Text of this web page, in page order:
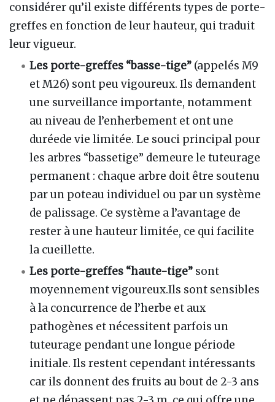
considérer qu’il existe différents types de porte-
greffes en fonction de leur hauteur, qui traduit
leur vigueur.
Les porte-greffes “basse-tige” (appelés M9
et M26) sont peu vigoureux. Ils demandent
une surveillance importante, notamment
au niveau de l’enherbement et ont une
duréede vie limitée. Le souci principal pour
les arbres “bassetige” demeure le tuteurage
permanent : chaque arbre doit être soutenu
par un poteau individuel ou par un système
de palissage. Ce système a l’avantage de
rester à une hauteur limitée, ce qui facilite
la cueillette.
Les porte-greffes “haute-tige” sont
moyennement vigoureux.Ils sont sensibles
à la concurrence de l’herbe et aux
pathogènes et nécessitent parfois un
tuteurage pendant une longue période
initiale. Ils restent cependant intéressants
car ils donnent des fruits au bout de 2-3 ans